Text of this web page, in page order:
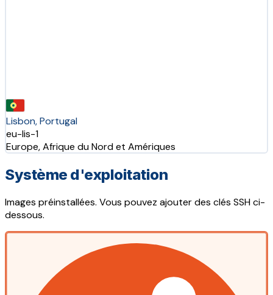
Lisbon, Portugal
eu-lis-1
Europe, Afrique du Nord et Amériques
Système d'exploitation
Images préinstallées. Vous pouvez ajouter des clés SSH ci-
dessous.